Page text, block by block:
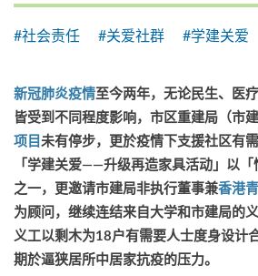
#社会责任 #关爱社群 #学建关爱
新冠肺炎疫情至今两年，无论民生、医
皆受到不同程度影响，市区重建局（市
项目 未有停步，更於疫情下支援社区有
「学建关爱——升级再造家具活动」以
之一，更邀请市建局非执行董事兼香港
为顾问，继续连结来自大学和市建局的
义工以剩木为18户有需要人士度身设计
期於逼狭居所中居家抗疫的压力。